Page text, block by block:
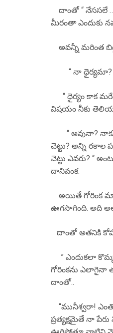
దాంతో “ నేససలే
మీరంతా ఎందుకు
అవన్నీ మరింత
“ నా ధైర్యమా?
“ ధైర్యం కాక
విషయం నీకు
“ అవునా? నాకు
చెట్టు? అన్ని రకాల
చెట్టు ఎవరు? “
దానివంక.
అయితే గోరింక
ఊగసాగింది. అది
దాంతో అతనికి కోపం
” ఎందుకలా
గోరింకను ఎలాగైనా
దాంతో..
“మునీశ్వరా! ఎంతో
ప్రత్యక్షమైతే నా